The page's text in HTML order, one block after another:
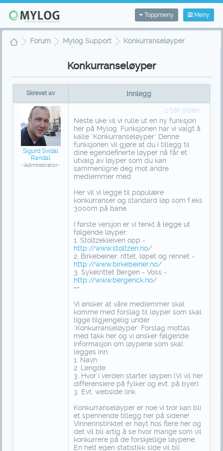
Meny
Toppmeny
Forum Mylog Support Konkurranseløyper
Konkurranseløyper
Skrevet av Innlegg
Sigurd Svidal
Randal
-Administrator-
2 tiår siden
Neste uke vil vi rulle ut en ny funksjon
her på Mylog. Funksjonen har vi valgt å
kalle "Konkurranseløyper" Denne
funksjonen vil gjøre at du i tillegg til
dine egendefinerte løyper nå får et
utvalg av løyper som du kan
sammenligne deg mot andre
medlemmer med.
Her vil vi legge til populære
konkurranser og standard løp som f.eks
3000m på bane.
I første versjon er vi tenkt å legge ut
følgende løyper:
1. Stoltzekleiven opp -
http://www.stoltzen.no/
2. Birkebeiner: rittet, løpet og rennet -
http://www.birkebeiner.no/
3. Sykelrittet Bergen - Voss -
http://www.bergenck.no/
++
Vi ønsker at våre medlemmer skal
komme med forslag til løyper som skal
ligge tilgjengelig under
"Konkurranseløyper" Forslag mottas
med takk her og vi ønsker følgende
informasjon om løypene som skal
legges inn:
1. Navn
2. Lengde
3. Hvor i verden starter løypen (Vi vil her
differensiere på fylker og evt. på byer)
3. Evt. webside link
Konkurranseløyper er noe vi tror kan bli
et spennende tillegg her på sidene!
Vinnerinstinktet er høyt hos flere her og
det vil bli artig å se hvor mange som vil
konkurrere på de forskjellige løypene.
En helt egen statistikk side vil bli